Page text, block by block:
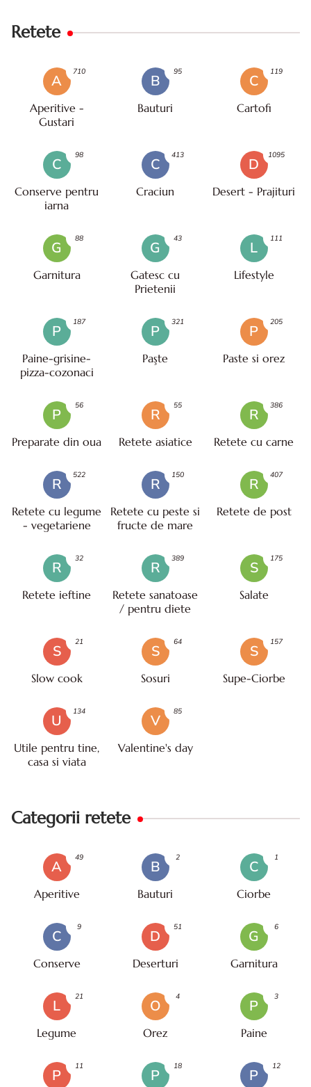
Retete
A
Aperitive -
Gustari
710
B
Bauturi
95
C
Cartofi
119
C
Conserve pentru
iarna
98
C
Craciun
413
D
Desert - Prajituri
1095
G
Garnitura
88
G
Gatesc cu
Prietenii
43
L
Lifestyle
111
P
Paine-grisine-
pizza-cozonaci
187
P
Paşte
321
P
Paste si orez
205
P
Preparate din oua
56
R
Retete asiatice
55
R
Retete cu carne
386
R
Retete cu legume
- vegetariene
522
R
Retete cu peste si
fructe de mare
150
R
Retete de post
407
R
Retete ieftine
32
R
Retete sanatoase
/ pentru diete
389
S
Salate
175
S
Slow cook
21
S
Sosuri
64
S
Supe-Ciorbe
157
U
Utile pentru tine,
casa si viata
134
V
Valentine's day
85
Categorii retete
A
Aperitive
49
B
Bauturi
2
C
Ciorbe
1
C
Conserve
9
D
Deserturi
51
G
Garnitura
6
L
Legume
21
O
Orez
4
P
Paine
3
P
11
P
18
P
12